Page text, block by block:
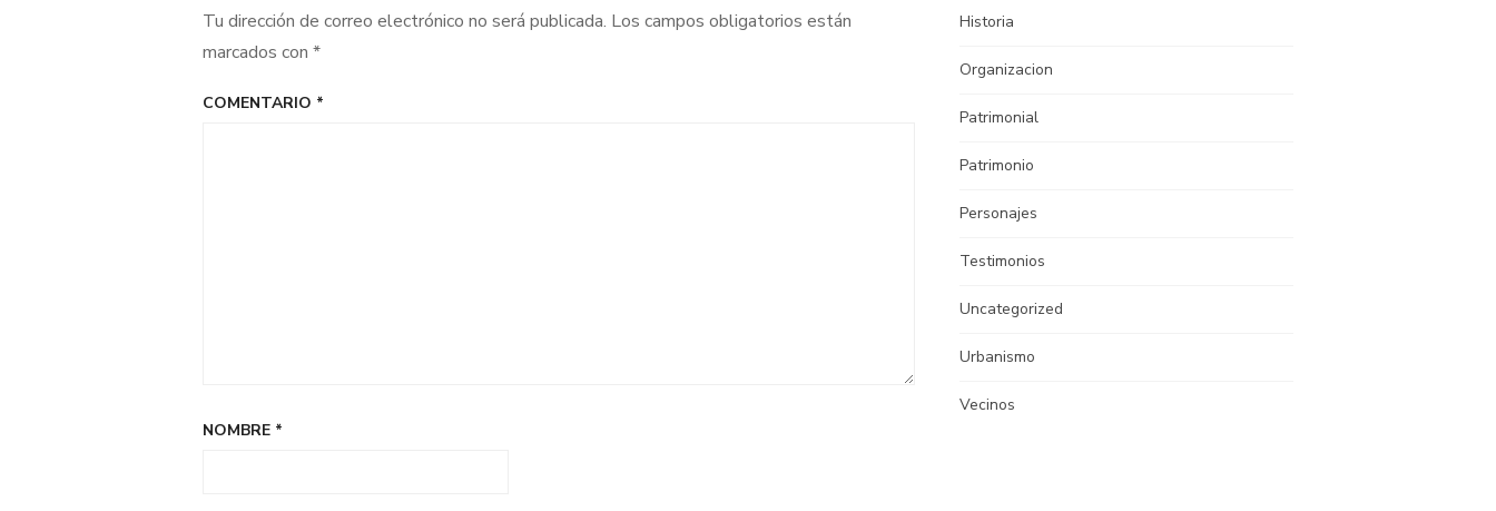
Tu dirección de correo electrónico no será publicada. Los campos obligatorios están
marcados con *
COMENTARIO *
NOMBRE *
Historia
Organizacion
Patrimonial
Patrimonio
Personajes
Testimonios
Uncategorized
Urbanismo
Vecinos